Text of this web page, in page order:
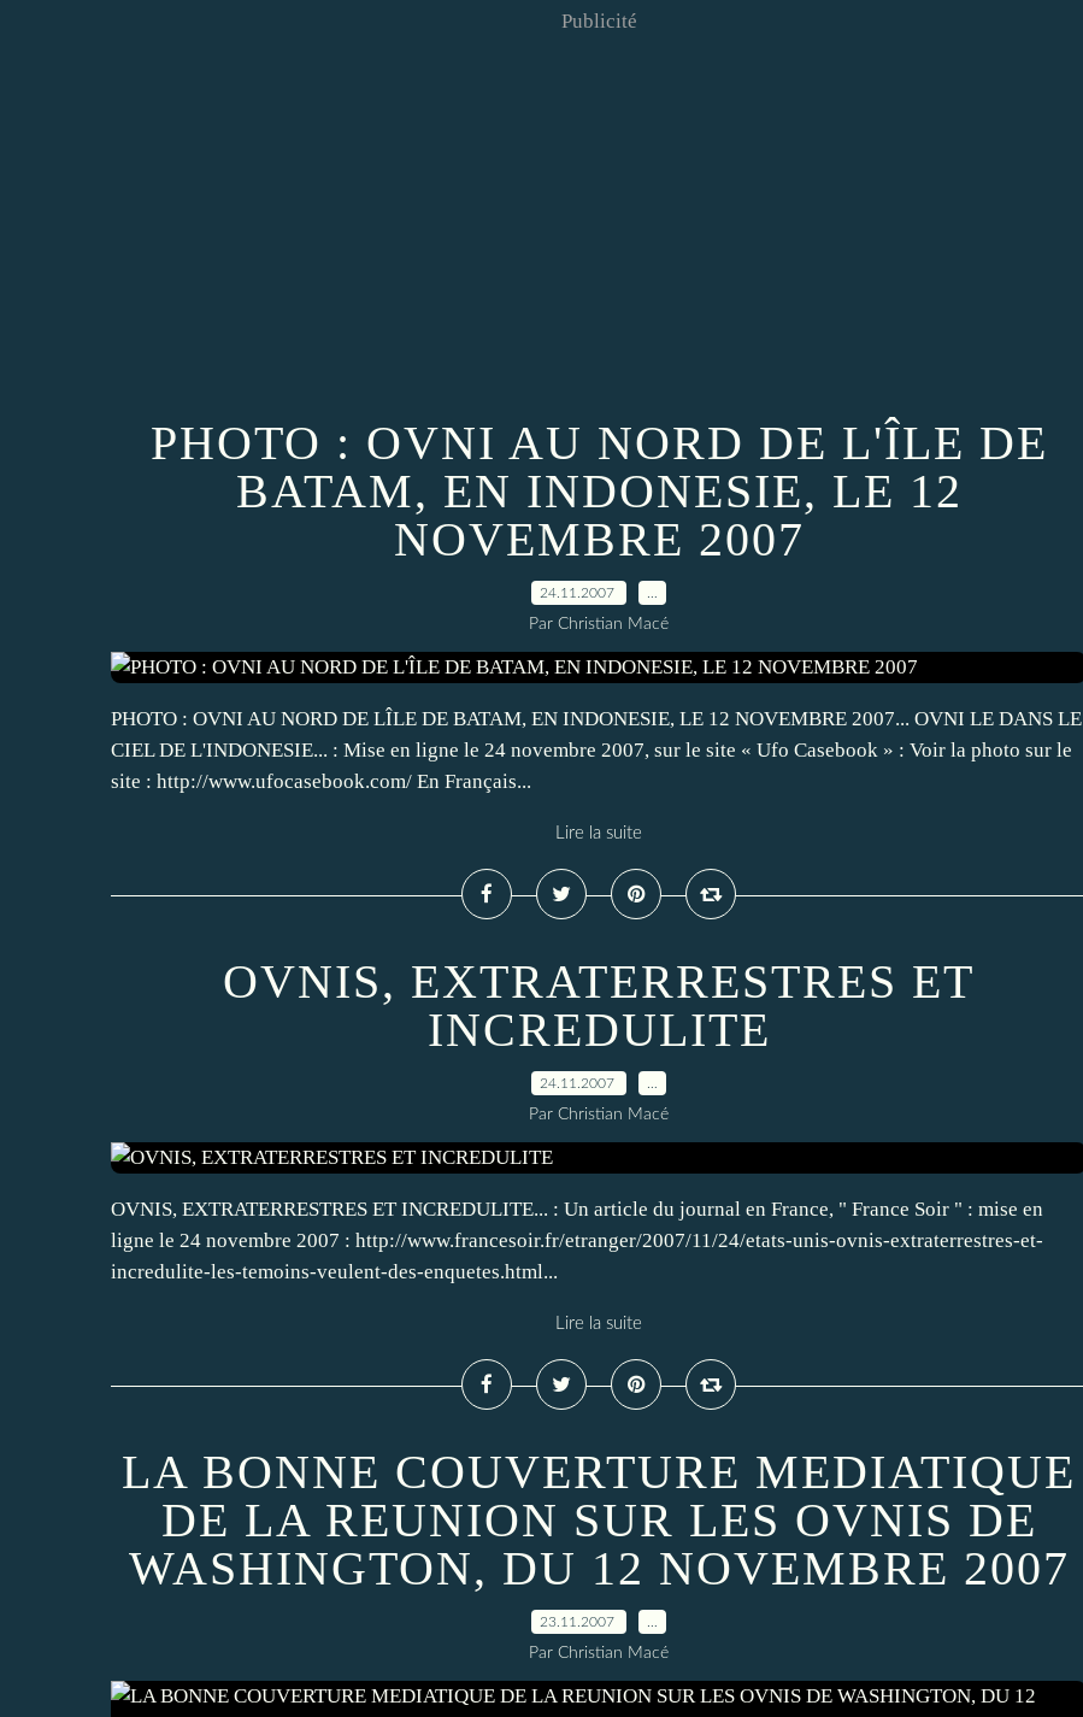
Publicité
PHOTO : OVNI AU NORD DE L'ÎLE DE
BATAM, EN INDONESIE, LE 12
NOVEMBRE 2007
24.11.2007
Par Christian Macé
PHOTO : OVNI AU NORD DE LÎLE DE BATAM, EN INDONESIE, LE 12 NOVEMBRE 2007... OVNI LE DANS LE
CIEL DE L'INDONESIE... : Mise en ligne le 24 novembre 2007, sur le site « Ufo Casebook » : Voir la photo sur le
site : http://www.ufocasebook.com/ En Français...
Lire la suite
OVNIS, EXTRATERRESTRES ET
INCREDULITE
24.11.2007
Par Christian Macé
OVNIS, EXTRATERRESTRES ET INCREDULITE... : Un article du journal en France, " France Soir " : mise en
ligne le 24 novembre 2007 : http://www.francesoir.fr/etranger/2007/11/24/etats-unis-ovnis-extraterrestres-et-
incredulite-les-temoins-veulent-des-enquetes.html...
Lire la suite
LA BONNE COUVERTURE MEDIATIQUE
DE LA REUNION SUR LES OVNIS DE
WASHINGTON, DU 12 NOVEMBRE 2007
23.11.2007
Par Christian Macé